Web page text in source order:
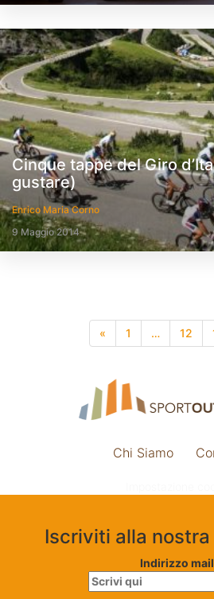
Cinque tappe del Giro
gustare)
Enrico Maria Corno
9 Maggio 2014
« 1 … 12
Chi Siamo
Iscriviti alla
Indirizzo